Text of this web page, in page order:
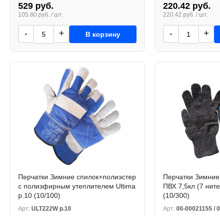
529 руб.
105.80 руб. / шт.
- + В корзину
220.42 руб.
220.42 руб. / шт.
- +
Перчатки Зимние спилок+полиэстер
с полиэфирным утеплителем Ultima
р.10 (10/100)
Арт: ULT222W р.10
Перчатки
ПВХ 7,5кл (7
(10/300)
Арт: 00-00021155 /